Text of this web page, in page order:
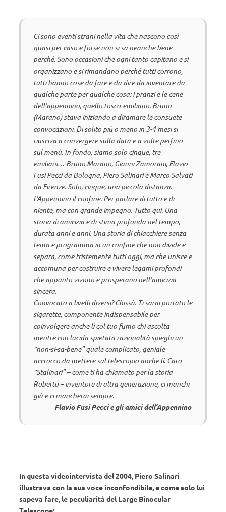
Ci sono eventi strani nella vita che nascono così
quasi per caso e forse non si sa neanche bene
perché. Sono occasioni che ogni tanto capitano e si
organizzano e si rimandano perché tutti corrono,
tutti hanno cose da fare e da dire da inventare da
qualche parte per qualche cosa: i pranzi e le cene
dell’appennino, quello tosco-emiliano. Bruno
(Marano) stava iniziando a diramare le consuete
convocazioni. Di solito più o meno in 3-4 mesi si
riusciva a convergere sulla data e a volte perfino
sul menù. In fondo, siamo solo cinque, tre
emiliani… Bruno Marano, Gianni Zamorani, Flavio
Fusi Pecci da Bologna, Piero Salinari e Marco Salvati
da Firenze. Solo, cinque, una piccola distanza.
L’Appennino il confine. Per parlare di tutto e di
niente, ma con grande impegno. Tutto qui. Una
storia di amicizia e di stima profonda nel tempo,
durata anni e anni. Una storia di chiacchiere senza
tema e programma in un confine che non divide e
separa, come tristemente tutti oggi, ma che unisce e
accomuna per costruire e vivere legami profondi
che appunto vivono e prosperano nell’amicizia
sincera.
Convocato a livelli diversi? Chissà. Ti sarai portato le
sigarette, componente indispensabile per
coinvolgere anche lì col tuo fumo chi ascolta
mentre con lucida spietata razionalità spieghi un
“non-si-sa-bene” quale complicato, geniale
accrocco da mettere sul telescopio anche lí. Caro
“Stalinari” – come ti ha chiamato per la storia
Roberto – inventore di altra generazione, ci manchi
già e ci mancherai sempre.
Flavio Fusi Pecci e gli amici dell’Appennino
In questa videointervista del 2004, Piero Salinari
illustrava con la sua voce inconfondibile, e come solo lui
sapeva fare, le peculiarità del Large Binocular